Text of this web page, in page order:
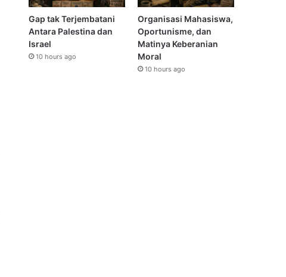
Gap tak Terjembatani
Antara Palestina dan
Israel
10 hours ago
Organisasi Mahasiswa,
Oportunisme, dan
Matinya Keberanian
Moral
10 hours ago